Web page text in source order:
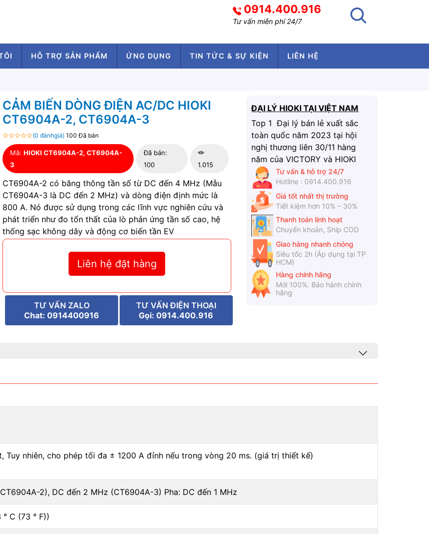
0914.400.916
Tư vấn miễn phí 24/7
HỖ TRỢ SẢN PHẨM ỨNG DỤNG TIN TỨC & SỰ KIỆN LIÊN HỆ
CẢM BIẾN DÒNG ĐIỆN AC/DC HIOKI
CT6904A-2, CT6904A-3
(0 đánhgiá) 100 Đã bán
Mã: HIOKI CT6904A-2, CT6904A-
3
Đã bán:
100
1.015
CT6904A-2 có băng thông tần số từ DC đến 4 MHz (Mẫu
CT6904A-3 là DC đến 2 MHz) và dòng điện định mức là
800 A. Nó được sử dụng trong các lĩnh vực nghiên cứu và
phát triển như đo tổn thất của lò phản ứng tần số cao, hệ
thống sạc không dây và động cơ biến tần EV
Liên hệ đặt hàng
TƯ VẤN ZALO
Chat: 0914400916
TƯ VẤN ĐIỆN THOẠI
Gọi: 0914.400.916
ĐẠI LÝ HIOKI TẠI VIỆT NAM
Top 1 Đại lý bán lẻ xuất sắc
toàn quốc năm 2023 tại hội
nghị thương liên 30/11 hàng
năm của VICTORY và HIOKI
Tư vấn & hỗ trợ 24/7
Hotline : 0914.400.916
Giá tốt nhất thị trường
Tiết kiệm hơn 10% – 30%
Thanh toán linh hoạt
Chuyển khoản, Ship COD
Giao hàng nhanh chóng
Siêu tốc 2h (Áp dụng tại TP
HCM)
Hàng chính hãng
Mới 100%. Bảo hành chính
hãng
Tuy nhiên, cho phép tối đa ± 1200 A đỉnh nếu trong vòng 20 ms. (giá trị thiết kế)
2), DC đến 2 MHz (CT6904A-3) Pha: DC đến 1 MHz
C (73 ° F))